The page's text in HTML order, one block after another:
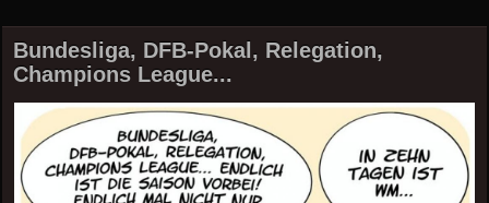
Bundesliga, DFB-Pokal, Relegation,
Champions League...